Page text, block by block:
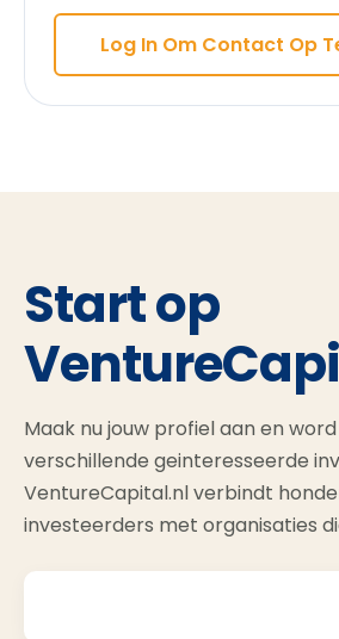
Log In Om Contact Op
Start op
Maak nu jouw profiel aan en
verschillende geinteresseerde
VentureCapital.nl verbindt
investeerders met organisaties